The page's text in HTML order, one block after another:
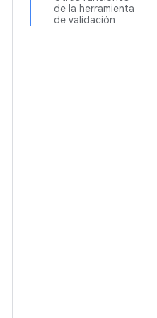
de la herramienta
de validación